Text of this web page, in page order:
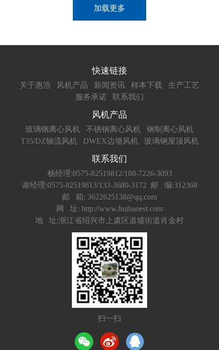
加载更多
快速链接
关于惠浩 风机产品 新闻资讯 样本下载
生产工艺
服务承诺
联系我们
风机产品
玻璃钢离心风机 不锈钢离心风机
钢制离心风机
T35/DZ轴流风机
DWEX边墙风机 玻璃钢屋顶风机
联系我们
杨经理:0575-82519812/180-7226-3093
谢经理:0575-82519813/133-3680-3172 邮 编:312368
邮 箱: 3622625138@qq.com
网 址: http://www.huihaoest.com
地 址:浙江省绍兴市上虞区道墟街道肖金村
扫一扫